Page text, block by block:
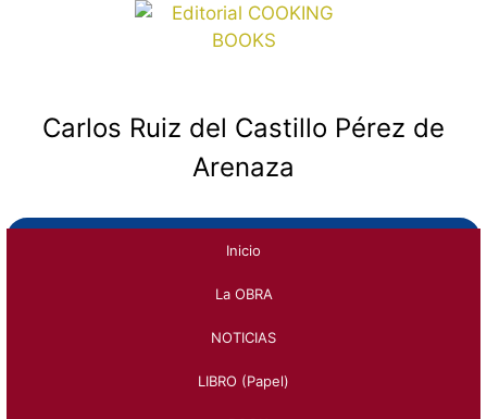
Carlos Ruiz del Castillo Pérez de
Arenaza
Inicio
La OBRA
NOTICIAS
LIBRO (Papel)